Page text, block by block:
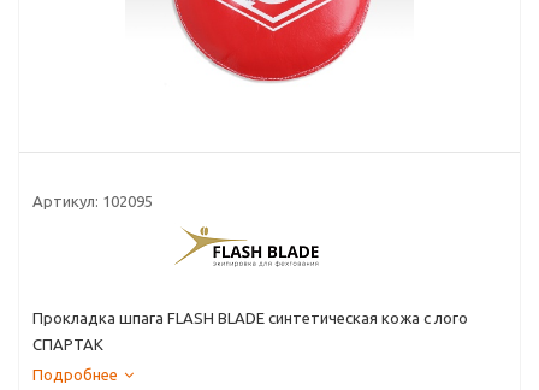
Артикул: 102095
Прокладка шпага FLASH BLADE синтетическая кожа с лого
СПАРТАК
Подробнее